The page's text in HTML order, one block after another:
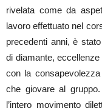
rivelata come da
lavoro effettuato nel
precedenti anni, è
di diamante,
con la
che giovare al
l’intero movimento